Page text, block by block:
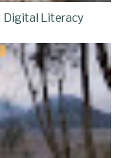
Digital Literacy